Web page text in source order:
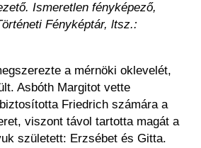
Ismeretlen fényképező,
Fényképtár, ltsz.:
a mérnöki oklevelét,
Asbóth Margitot vette
Friedrich számára a
viszont távol tartotta magát a
született: Erzsébet és Gitta.